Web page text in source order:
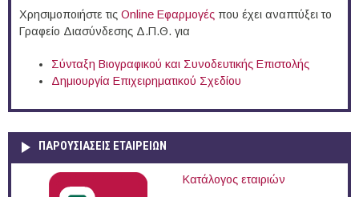
Χρησιμοποιήστε τις Online Eφαρμογές που έχει αναπτύξει το
Γραφείο Διασύνδεσης Δ.Π.Θ. για
Σύνταξη Βιογραφικού και Συνοδευτικής Επιστολής
Δημιουργία Επιχειρηματικού Σχεδίου
ΠΑΡΟΥΣΙΆΣΕΙΣ ΕΤΑΙΡΕΙΏΝ
Κατάλογος εταιριών